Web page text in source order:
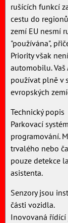
rušících funkcí
cestu do
zemí EU nesmí
"používána",
Priority však
automobilu. Vaš
používat plně v
evropských
Technický popis
Parkovací
programování.
trvalého nebo
pouze detekce
asistenta.
Senzory jsou
části vozidla.
Inovovaná